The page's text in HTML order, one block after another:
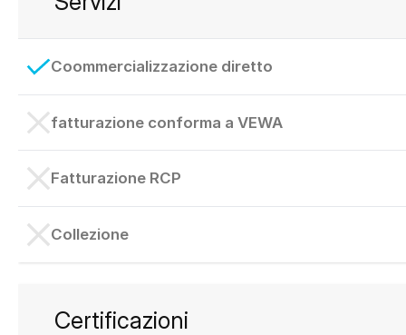
Coommercializzazione diretto
fatturazione conforma a VEWA
Fatturazione RCP
Collezione
Certificazioni